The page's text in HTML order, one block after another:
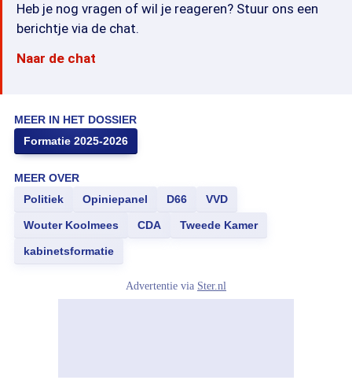
Heb je nog vragen of wil je reageren? Stuur ons een
berichtje via de chat.
Naar de chat
MEER IN HET DOSSIER
Formatie 2025-2026
MEER OVER
Politiek
Opiniepanel D66 VVD
Wouter Koolmees CDA Tweede Kamer
kabinetsformatie
Advertentie via Ster.nl